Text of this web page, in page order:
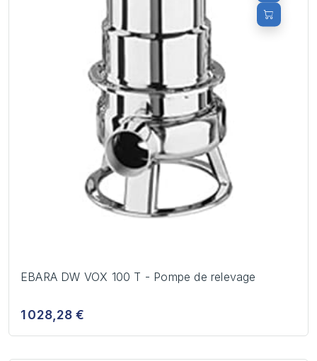
EBARA DW VOX 100 T - Pompe de relevage
1 028,28 €